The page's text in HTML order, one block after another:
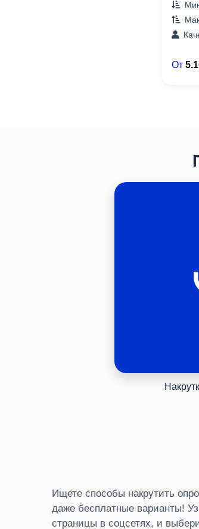
От
Ищете способы накрутить
даже бесплатные варианты!
страницы в соцсетях, и